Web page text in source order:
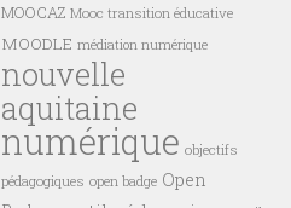
MOOCAZ Mooc transition éducative
MOODLE médiation numérique
nouvelle
aquitaine
numérique objectifs
pédagogiques open badge Open